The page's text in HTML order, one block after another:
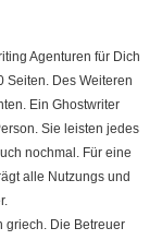
Agenturen für Dich
Seiten. Des Weiteren
Ein Ghostwriter
Sie leisten jedes
nochmal. Für eine
alle Nutzungs und
griech. Die Betreuer